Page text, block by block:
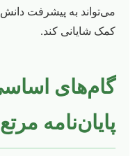
می‌تواند به پیشرفت
کمک شایانی کند.
گام‌های
پایان‌نامه